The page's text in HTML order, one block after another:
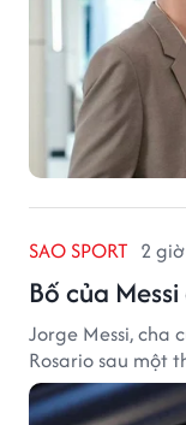
SAO SPORT 2
Bố của
Jorge Messi, cha
Rosario sau một